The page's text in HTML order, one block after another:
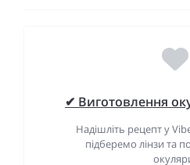
✔ Виготовлення
Надішліть рецепт у
підберемо лінзи та